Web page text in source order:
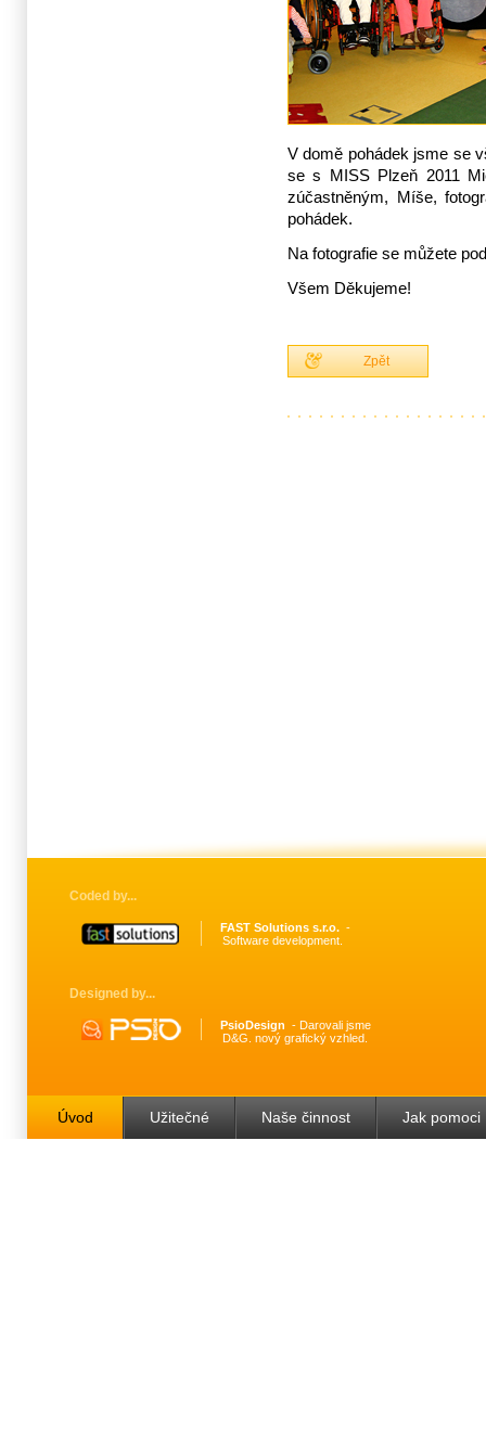
V domě pohádek jsme se
se s MISS Plzeň 2011
zúčastněným, Míše,
pohádek.
Na fotografie se můžete
Všem Děkujeme!
Zpět
Coded by
FAST Solutions s.r.o.
Software development.
Designed by
PsioDesign
Darovali jsme
D&G. nový grafický vzhled.
Úvod Užitečné Naše činnost Jak pomoci